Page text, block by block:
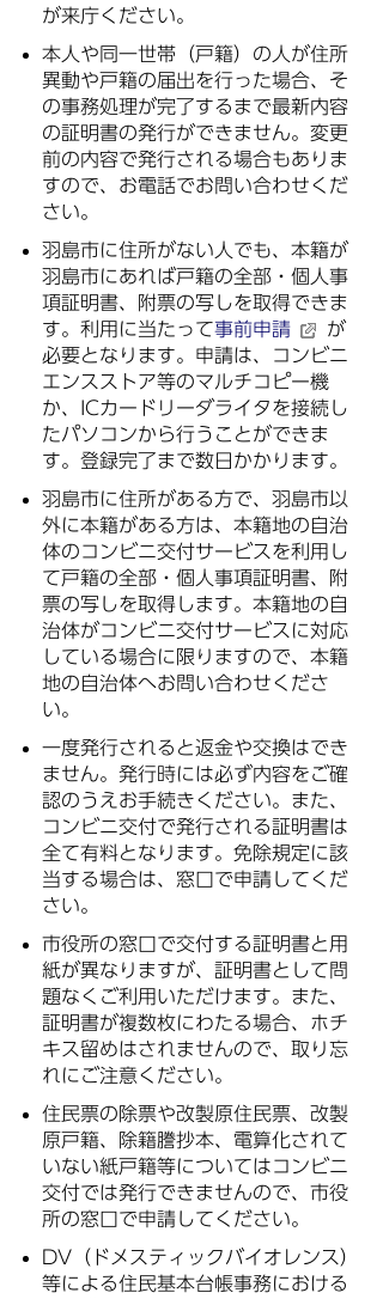
が来庁ください。
本人や同一世帯（戸籍）の人が住所
異動や戸籍の届出を行った場合、そ
の事務処理が完了するまで最新内容
の証明書の発行ができません。変更
前の内容で発行される場合もありま
すので、お電話でお問い合わせくだ
さい。
羽島市に住所がない人でも、本籍が
羽島市にあれば戸籍の全部・個人事
項証明書、附票の写しを取得できま
す。利用に当たって事前申請
が
必要となります。申請は、コンビニ
エンスストア等のマルチコピー機
か、ICカードリーダライタを接続し
たパソコンから行うことができま
す。登録完了まで数日かかります。
羽島市に住所がある方で、羽島市以
外に本籍がある方は、本籍地の自治
体のコンビニ交付サービスを利用し
て戸籍の全部・個人事項証明書、附
票の写しを取得します。本籍地の自
治体がコンビニ交付サービスに対応
している場合に限りますので、本籍
地の自治体へお問い合わせくださ
い。
一度発行されると返金や交換はでき
ません。発行時には必ず内容をご確
認のうえお手続きください。また、
コンビニ交付で発行される証明書は
全て有料となります。免除規定に該
当する場合は、窓口で申請してくだ
さい。
市役所の窓口で交付する証明書と用
紙が異なりますが、証明書として問
題なくご利用いただけます。また、
証明書が複数枚にわたる場合、ホチ
キス留めはされませんので、取り忘
れにご注意ください。
住民票の除票や改製原住民票、改製
原戸籍、除籍謄抄本、電算化されて
いない紙戸籍等についてはコンビニ
交付では発行できませんので、市役
所の窓口で申請してください。
DV（ドメスティックバイオレンス）
等による住民基本台帳事務における